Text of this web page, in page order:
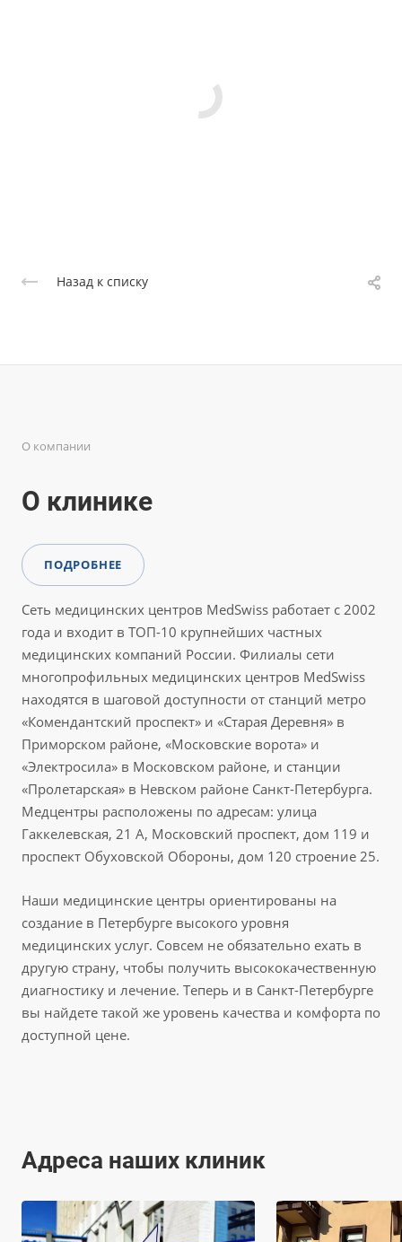
Назад к списку
О компании
О клинике
ПОДРОБНЕЕ
Сеть медицинских центров MedSwiss работает с 2002
года и входит в ТОП-10 крупнейших частных
медицинских компаний России. Филиалы сети
многопрофильных медицинских центров MedSwiss
находятся в шаговой доступности от станций метро
«Комендантский проспект» и «Старая Деревня» в
Приморском районе, «Московские ворота» и
«Электросила» в Московском районе, и станции
«Пролетарская» в Невском районе Санкт-Петербурга.
Медцентры расположены по адресам: улица
Гаккелевская, 21 А, Московский проспект, дом 119 и
проспект Обуховской Обороны, дом 120 строение 25.
Наши медицинские центры ориентированы на
создание в Петербурге высокого уровня
медицинских услуг. Совсем не обязательно ехать в
другую страну, чтобы получить высококачественную
диагностику и лечение. Теперь и в Санкт-Петербурге
вы найдете такой же уровень качества и комфорта по
доступной цене.
Адреса наших клиник